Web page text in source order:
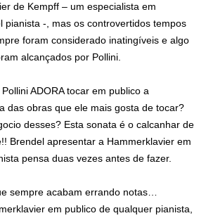
de Kempff – um especialista em
pianista -, mas os controvertidos tempos
foram considerado inatingíveis e algo
alcançados por Pollini.
ADORA tocar em publico a
das obras que ele mais gosta de tocar?
desses? Esta sonata é o calcanhar de
Brendel apresentar a Hammerklavier em
pensa duas vezes antes de fazer.
sempre acabam errando notas…
em publico de qualquer pianista,